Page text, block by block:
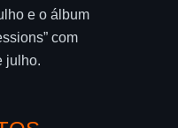
e o álbum
com
julho.